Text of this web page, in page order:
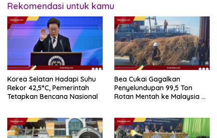
Rekomendasi untuk kamu
Korea Selatan Hadapi Suhu
Rekor 42,5°C, Pemerintah
Tetapkan Bencana Nasional
Bea Cukai Gagalkan
Penyelundupan 99,5 Ton
Rotan Mentah ke Malaysia di